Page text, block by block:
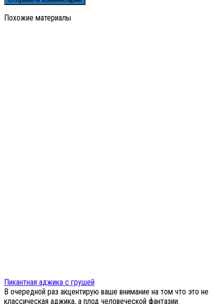
Похожие материалы
Пикантная аджика с грушей
В очередной раз акцентирую ваше внимание на том что это не
классическая аджика, а плод человеческой фантазии.